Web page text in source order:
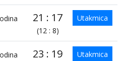
21 : 17
(12 : 8)
Utakmica
23 : 19 Utakmica